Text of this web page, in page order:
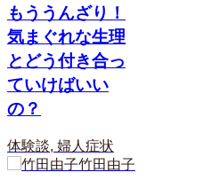
もううんざり！
気まぐれな生理
とどう付き合っ
ていけばいい
の？
体験談, 婦人症状
竹田由子